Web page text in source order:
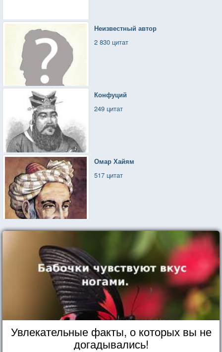
Неизвестный автор
2 830 цитат
Конфуций
249 цитат
Омар Хайям
517 цитат
Увлекательные факты, о которых вы не
догадывались!